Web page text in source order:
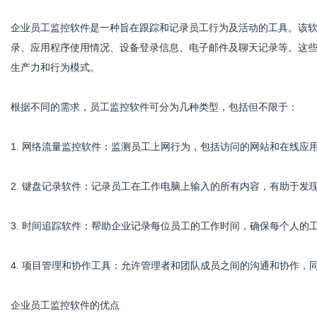
企业员工监控软件是一种旨在跟踪和记录员工行为及活动的工具。该
录、应用程序使用情况、设备登录信息、电子邮件及聊天记录等。这
生产力和行为模式。
根据不同的需求，员工监控软件可分为几种类型，包括但不限于：
1. 网络流量监控软件：监测员工上网行为，包括访问的网站和在线应
2. 键盘记录软件：记录员工在工作电脑上输入的所有内容，有助于发
3. 时间追踪软件：帮助企业记录每位员工的工作时间，确保每个人的
4. 项目管理和协作工具：允许管理者和团队成员之间的沟通和协作，
企业员工监控软件的优点